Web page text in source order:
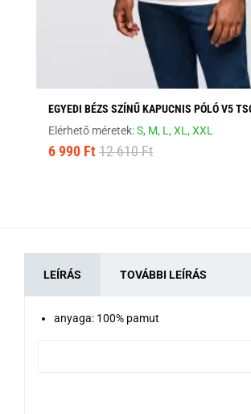
EGYEDI BÉZS SZÍNŰ KAPUCNIS PÓLÓ V5
Elérhető méretek:S, M, L,XL,XXL
6 990 Ft 12 610 Ft
LEÍRÁS TOVÁBBI LEÍRÁS
anyaga: 100% pamut